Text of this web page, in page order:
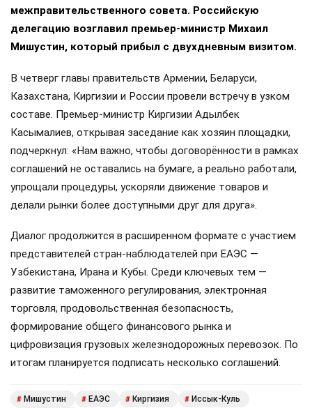
межправительственного совета. Российскую
делегацию возглавил премьер-министр Михаил
Мишустин, который прибыл с двухдневным визитом.
В четверг главы правительств Армении, Беларуси,
Казахстана, Киргизии и России провели встречу в узком
составе. Премьер-министр Киргизии Адылбек
Касымалиев, открывая заседание как хозяин площадки,
подчеркнул: «Нам важно, чтобы договорённости в рамках
соглашений не оставались на бумаге, а реально работали,
упрощали процедуры, ускоряли движение товаров и
делали рынки более доступными друг для друга».
Диалог продолжится в расширенном формате с участием
представителей стран-наблюдателей при ЕАЭС —
Узбекистана, Ирана и Кубы. Среди ключевых тем —
развитие таможенного регулирования, электронная
торговля, продовольственная безопасность,
формирование общего финансового рынка и
цифровизация грузовых железнодорожных перевозок. По
итогам планируется подписать несколько соглашений.
# Мишустин # ЕАЭС # Киргизия # Иссык-Куль